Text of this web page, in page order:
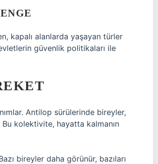
kapalı alanlarda yaşayan türler
güvenlik politikaları ile
Antilop sürülerinde bireyler,
kolektivite, hayatta kalmanın
bireyler daha görünür, bazıları